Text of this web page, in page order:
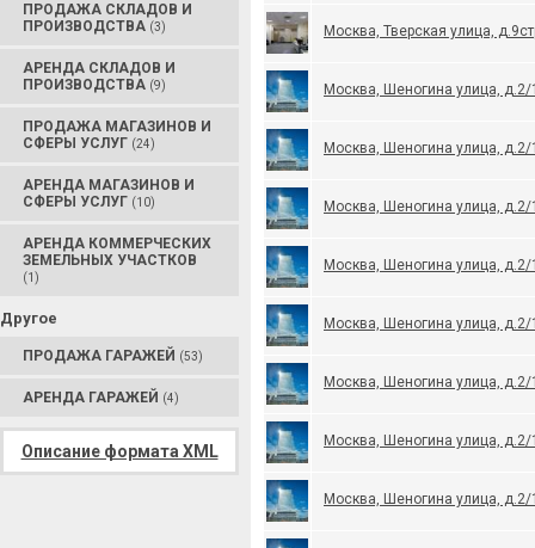
ПРОДАЖА СКЛАДОВ И
ПРОИЗВОДСТВА (3)
АРЕНДА СКЛАДОВ И
ПРОИЗВОДСТВА (9)
ПРОДАЖА МАГАЗИНОВ И
СФЕРЫ УСЛУГ (24)
АРЕНДА МАГАЗИНОВ И
СФЕРЫ УСЛУГ (10)
АРЕНДА КОММЕРЧЕСКИХ
ЗЕМЕЛЬНЫХ УЧАСТКОВ
(1)
Другое
ПРОДАЖА ГАРАЖЕЙ (53)
АРЕНДА ГАРАЖЕЙ (4)
Описание формата XML
Москва, Тверская улица,
Москва, Шеногина улица, д.2/
Москва, Шеногина улица, д.2/
Москва, Шеногина улица, д.2/
Москва, Шеногина улица, д.2/
Москва, Шеногина улица, д.2/
Москва, Шеногина улица, д.2/
Москва, Шеногина улица, д.2/
Москва, Шеногина улица, д.2/